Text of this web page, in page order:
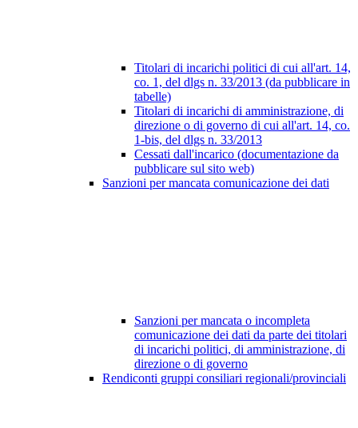
Titolari di incarichi politici di cui all'art. 14,
co. 1, del dlgs n. 33/2013 (da pubblicare in
tabelle)
Titolari di incarichi di amministrazione, di
direzione o di governo di cui all'art. 14, co.
1-bis, del dlgs n. 33/2013
Cessati dall'incarico (documentazione da
pubblicare sul sito web)
Sanzioni per mancata comunicazione dei dati
Sanzioni per mancata o incompleta
comunicazione dei dati da parte dei titolari
di incarichi politici, di amministrazione, di
direzione o di governo
Rendiconti gruppi consiliari regionali/provinciali